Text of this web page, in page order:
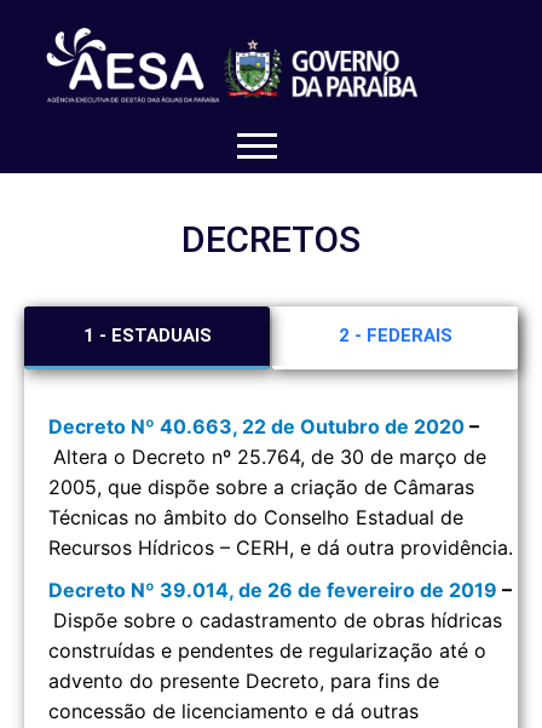
DECRETOS
1 - ESTADUAIS 2 - FEDERAIS
Decreto Nº 40.663, 22 de Outubro de 2020 –
Altera o Decreto nº 25.764, de 30 de março de
2005, que dispõe sobre a criação de Câmaras
Técnicas no âmbito do Conselho Estadual de
Recursos Hídricos – CERH, e dá outra providência.
Decreto Nº 39.014, de 26 de fevereiro de 2019 –
Dispõe sobre o cadastramento de obras hídricas
construídas e pendentes de regularização até o
advento do presente Decreto, para fins de
concessão de licenciamento e dá outras